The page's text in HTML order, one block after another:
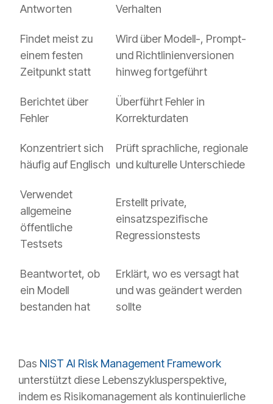
Antworten
Verhalten
Findet meist zu
einem festen
Zeitpunkt statt
Wird über Modell-, Prompt-
und Richtlinienversionen
hinweg fortgeführt
Berichtet über
Fehler
Überführt Fehler in
Korrekturdaten
Konzentriert sich
häufig auf Englisch
Prüft sprachliche, regionale
und kulturelle Unterschiede
Verwendet
allgemeine
öffentliche
Testsets
Erstellt private,
einsatzspezifische
Regressionstests
Beantwortet, ob
ein Modell
bestanden hat
Erklärt, wo es versagt hat
und was geändert werden
sollte
Das NIST AI Risk Management Framework
unterstützt diese Lebenszyklusperspektive,
indem es Risikomanagement als kontinuierliche